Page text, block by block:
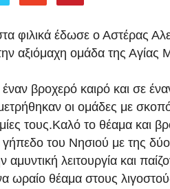
φιλικά έδωσε ο Αστέρας
αξιόμαχη ομάδα της Αγίας
βροχερό καιρό και σε
οι ομάδες με
τους.Καλό το θέαμα και
γήπεδο του Νησιού με της
αμυντική λειτουργία και
ωραίο θέαμα στους